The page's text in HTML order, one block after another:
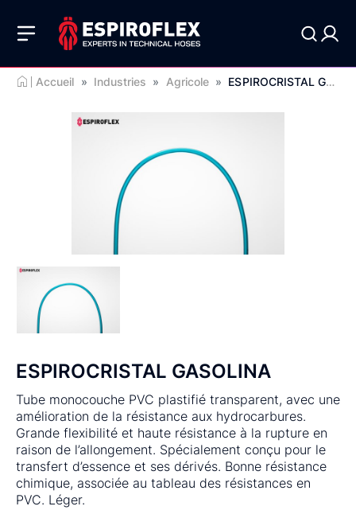
Accueil » Industries » Agricole » ESPIROCRISTAL GASOLINA
ESPIROCRISTAL GASOLINA
Tube monocouche PVC plastifié transparent, avec une
amélioration de la résistance aux hydrocarbures.
Grande flexibilité et haute résistance à la rupture en
raison de l’allongement. Spécialement conçu pour le
transfert d’essence et ses dérivés. Bonne résistance
chimique, associée au tableau des résistances en
PVC. Léger.